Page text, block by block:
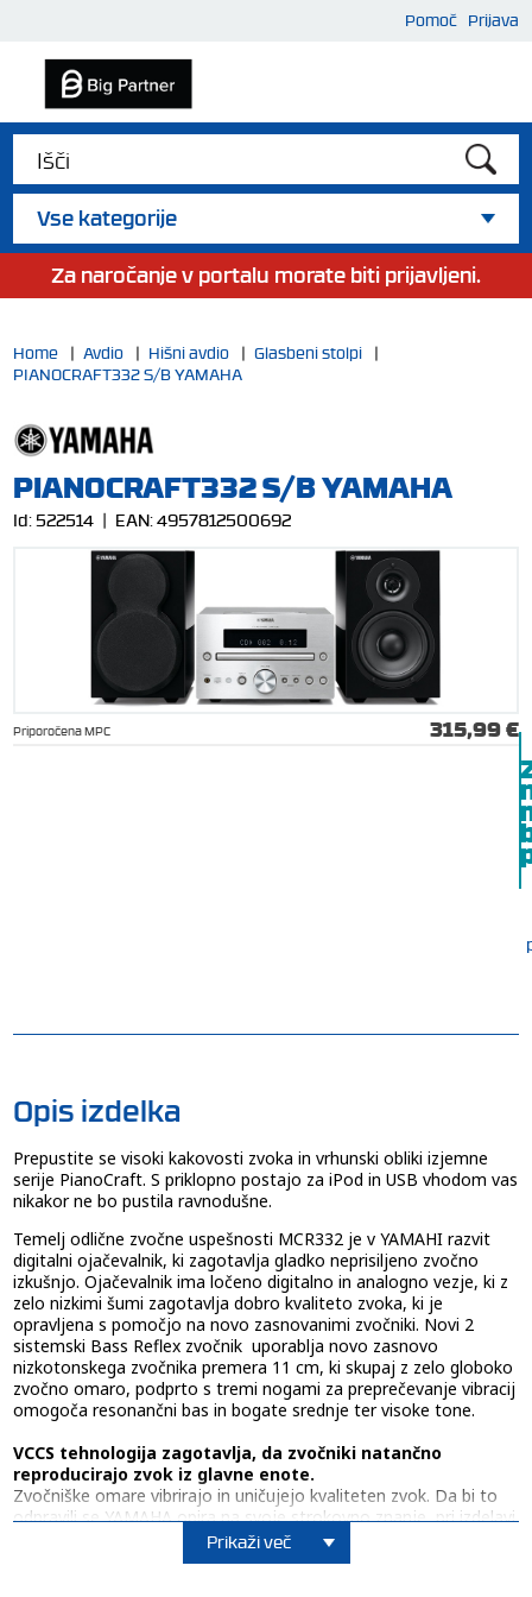
Pomoč Prijava
Vse kategorije
Za naročanje v portalu morate biti prijavljeni.
Home | Avdio | Hišni avdio | Glasbeni stolpi
|
PIANOCRAFT332 S/B YAMAHA
PIANOCRAFT332 S/B YAMAHA
Id:522514 | EAN:4957812500692
Priporočena MPC 315,99 €
Opis izdelka
Prepustite se visoki kakovosti zvoka in vrhunski obliki izjemne
serije PianoCraft. S priklopno postajo za iPod in USB vhodom vas
nikakor ne bo pustila ravnodušne.
Temelj odlične zvočne uspešnosti MCR332 je v YAMAHI razvit
digitalni ojačevalnik, ki zagotavlja gladko neprisiljeno zvočno
izkušnjo. Ojačevalnik ima ločeno digitalno in analogno vezje, ki z
zelo nizkimi šumi zagotavlja dobro kvaliteto zvoka, ki je
opravljena s pomočjo na novo zasnovanimi zvočniki. Novi 2
sistemski Bass Reflex zvočnik uporablja novo zasnovo
nizkotonskega zvočnika premera 11 cm, ki skupaj z zelo globoko
zvočno omaro, podprto s tremi nogami za preprečevanje vibracij
omogoča resonančni bas in bogate srednje ter visoke tone.
VCCS tehnologija zagotavlja, da zvočniki natančno
reproducirajo zvok iz glavne enote.
Zvočniške omare vibrirajo in uničujejo kvaliteten zvok. Da bi to
odpravili se YAMAHA opira na svoje strokovno znanje pri izdelavi
glasbenih instrumentov, rezultat je nova struktura zvočne omare
imenovana VCCS. Vsak delček komopzitnega materiala zvočniške
Prikaži več